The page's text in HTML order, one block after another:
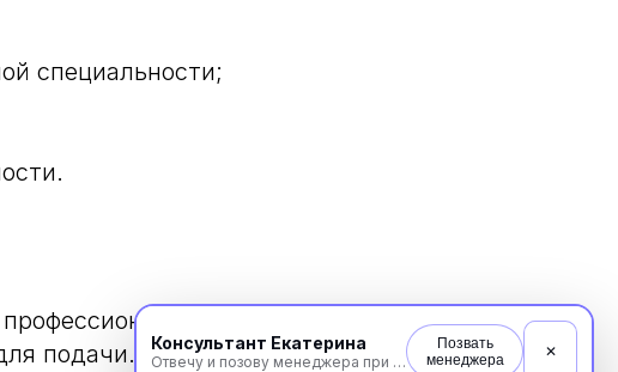
Консультант Екатерина
Отвечу и позову менеджера при необходимости
Позвать
менеджера
✕
специальности;
подачи.